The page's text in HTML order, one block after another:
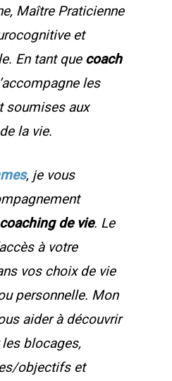
Maître Praticienne
et
En tant quecoach
les
soumises aux
la vie.
, je vous
coaching de vie. Le
à votre
vos choix de vie
personnelle. Mon
aider à découvrir
blocages,
objectifs et